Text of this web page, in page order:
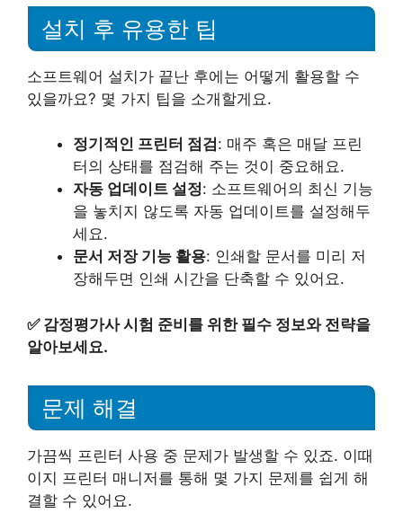
설치 후 유용한 팁
소프트웨어 설치가 끝난 후에는 어떻게 활용할 수
있을까요? 몇 가지 팁을 소개할게요.
정기적인 프린터 점검 : 매주 혹은 매달 프린
터의 상태를 점검해 주는 것이 중요해요.
자동 업데이트 설정: 소프트웨어의 최신 기능
을 놓치지 않도록 자동 업데이트를 설정해두
세요.
문서 저장 기능 활용: 인쇄할 문서를 미리 저
장해두면 인쇄 시간을 단축할 수 있어요.
✅ 감정평가사 시험 준비를 위한 필수 정보와 전략을
알아보세요.
문제 해결
가끔씩 프린터 사용 중 문제가 발생할 수 있죠. 이때
이지 프린터 매니저를 통해 몇 가지 문제를 쉽게 해
결할 수 있어요.